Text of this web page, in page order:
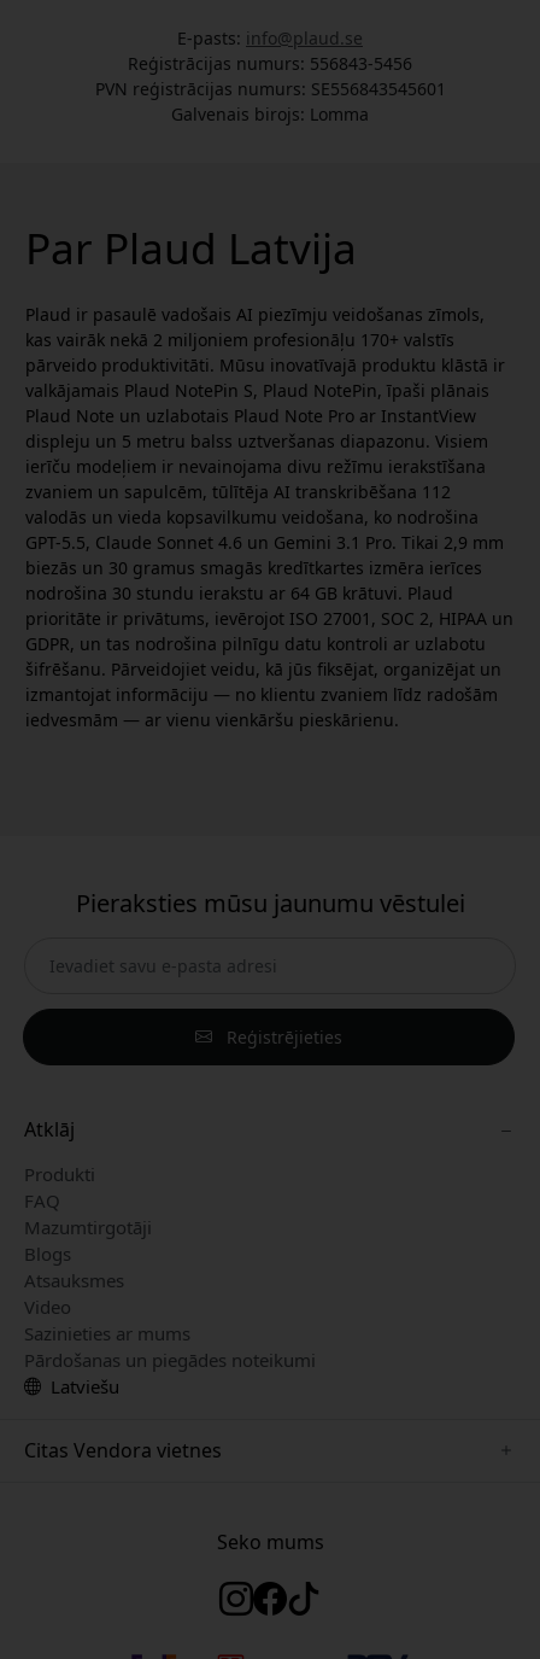
E-pasts: info@plaud.se
Reģistrācijas numurs: 556843-5456
PVN reģistrācijas numurs: SE556843545601
Galvenais birojs: Lomma
Par Plaud Latvija
Plaud ir pasaulē vadošais AI piezīmju veidošanas zīmols,
kas vairāk nekā 2 miljoniem profesionāļu 170+ valstīs
pārveido produktivitāti. Mūsu inovatīvajā produktu klāstā ir
valkājamais Plaud NotePin S, Plaud NotePin, īpaši plānais
Plaud Note un uzlabotais Plaud Note Pro ar InstantView
displeju un 5 metru balss uztveršanas diapazonu. Visiem
ierīču modeļiem ir nevainojama divu režīmu ierakstīšana
zvaniem un sapulcēm, tūlītēja AI transkribēšana 112
valodās un vieda kopsavilkumu veidošana, ko nodrošina
GPT-5.5, Claude Sonnet 4.6 un Gemini 3.1 Pro. Tikai 2,9 mm
biezās un 30 gramus smagās kredītkartes izmēra ierīces
nodrošina 30 stundu ierakstu ar 64 GB krātuvi. Plaud
prioritāte ir privātums, ievērojot ISO 27001, SOC 2, HIPAA un
GDPR, un tas nodrošina pilnīgu datu kontroli ar uzlabotu
šifrēšanu. Pārveidojiet veidu, kā jūs fiksējat, organizējat un
izmantojat informāciju — no klientu zvaniem līdz radošām
iedvesmām — ar vienu vienkāršu pieskārienu.
Pieraksties mūsu jaunumu vēstulei
Reģistrējieties
Atklāj
Produkti
FAQ
Mazumtirgotāji
Blogs
Atsauksmes
Video
Sazinieties ar mums
Pārdošanas un piegādes noteikumi
Latviešu
Citas Vendora vietnes
www.nordicsmartlight.se
Seko mums